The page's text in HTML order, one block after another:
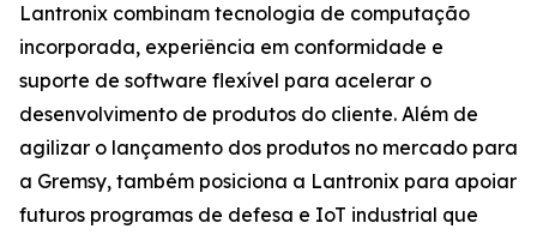
Lantronix combinam tecnologia de computação
incorporada, experiência em conformidade e
suporte de software flexível para acelerar o
desenvolvimento de produtos do cliente. Além de
agilizar o lançamento dos produtos no mercado para
a Gremsy, também posiciona a Lantronix para apoiar
futuros programas de defesa e IoT industrial que